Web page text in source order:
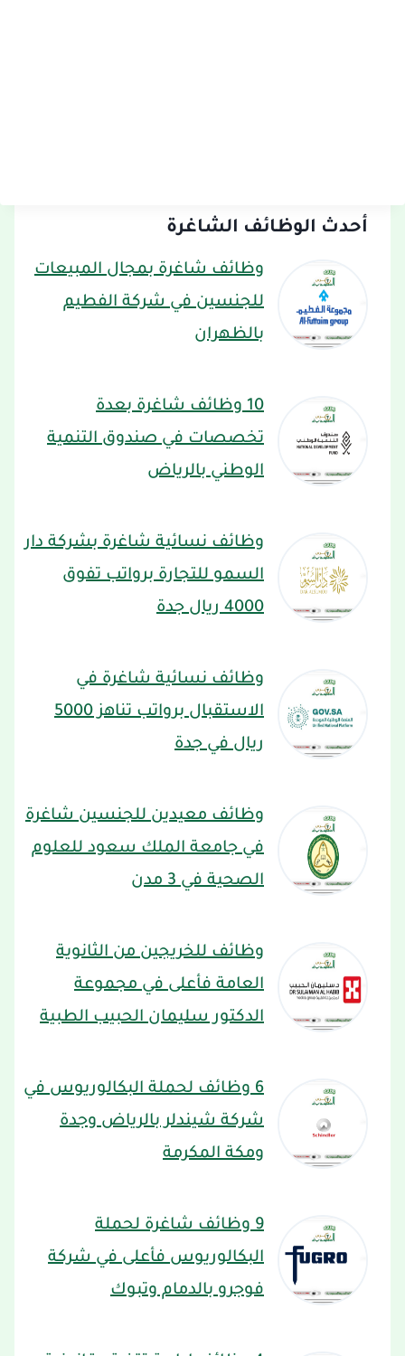
أحدث الوظائف الشاغرة
وظائف شاغرة بمجال المبيعات
للجنسين في شركة الفطيم
بالظهران
10 وظائف شاغرة بعدة
تخصصات في صندوق التنمية
الوطني بالرياض
وظائف نسائية شاغرة بشركة دار
السمو للتجارة برواتب تفوق
4000 ريال جدة
وظائف نسائية شاغرة في
الاستقبال برواتب تناهز 5000
ريال في جدة
وظائف معيدين للجنسين شاغرة
في جامعة الملك سعود للعلوم
الصحية في 3 مدن
وظائف للخريجين من الثانوية
العامة فأعلى في مجموعة
الدكتور سليمان الحبيب الطبية
6 وظائف لحملة البكالوريوس في
شركة شيندلر بالرياض وجدة
ومكة المكرمة
9 وظائف شاغرة لحملة
البكالوريوس فأعلى في شركة
فوجرو بالدمام وتبوك